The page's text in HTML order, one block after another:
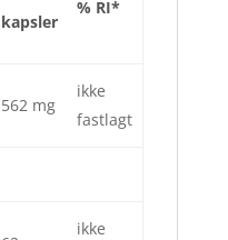
kapsler
% RI*
562 mg
ikke
fastlagt
ikke